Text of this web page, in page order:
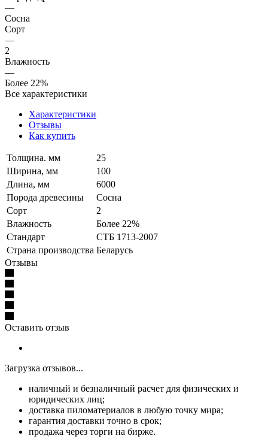
—
Сосна
Сорт
—
2
Влажность
—
Более 22%
Все характеристики
Характеристики
Отзывы
Как купить
Толщина. мм
25
Ширина, мм
100
Длина, мм
6000
Порода древесины
Сосна
Сорт
2
Влажность
Более 22%
Стандарт
СТБ 1713-2007
Страна производства Беларусь
Отзывы
Оставить отзыв
Загрузка отзывов...
наличный и безналичный расчет для физических и
юридических лиц;
доставка пиломатериалов в любую точку мира;
гарантия доставки точно в срок;
продажа через торги на бирже.